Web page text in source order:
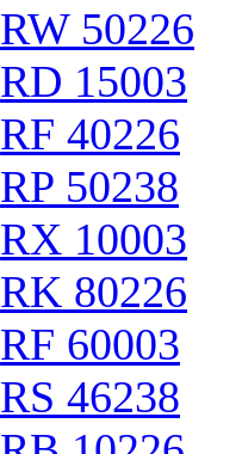
RW 50226
RD 15003
RF 40226
RP 50238
RX 10003
RK 80226
RF 60003
RS 46238